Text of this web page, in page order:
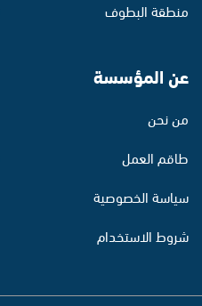
منطقة البطوف
عن المؤسسة
من نحن
طاقم العمل
سياسة الخصوصية
شروط الاستخدام